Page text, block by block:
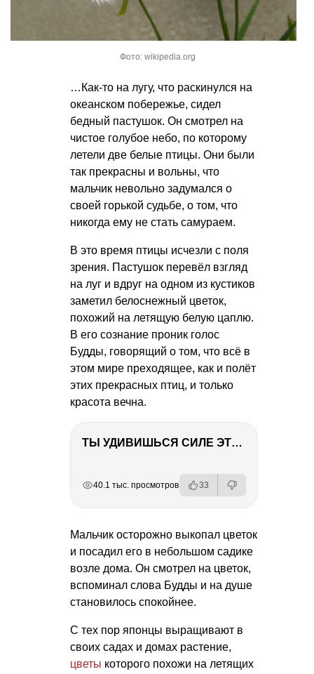
Фото: wikipedia.org
…Как-то на лугу, что раскинулся на
океанском побережье, сидел
бедный пастушок. Он смотрел на
чистое голубое небо, по которому
летели две белые птицы. Они были
так прекрасны и вольны, что
мальчик невольно задумался о
своей горькой судьбе, о том, что
никогда ему не стать самураем.
В это время птицы исчезли с поля
зрения. Пастушок перевёл взгляд
на луг и вдруг на одном из кустиков
заметил белоснежный цветок,
похожий на летящую белую цаплю.
В его сознание проник голос
Будды, говорящий о том, что всё в
этом мире преходящее, как и полёт
этих прекрасных птиц, и только
красота вечна.
ТЫ УДИВИШЬСЯ СИЛЕ ЭТО ЧЕЛОВЕКА! Блог о нашей поездке в Вышний Волочек
40.1 тыс. просмотров 33
Мальчик осторожно выкопал цветок
и посадил его в небольшом садике
возле дома. Он смотрел на цветок,
вспоминал слова Будды и на душе
становилось спокойнее.
С тех пор японцы выращивают в
своих садах и домах растение,
цветы которого похожи на летящих